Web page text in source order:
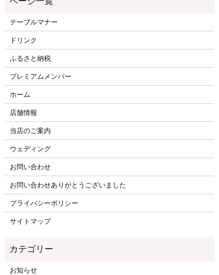
テーブルマナー
ドリンク
ふるさと納税
プレミアムメンバー
ホーム
店舗情報
当店のご案内
ウェディング
お問い合わせ
お問い合わせありがとうございました
プライバシーポリシー
サイトマップ
お知らせ